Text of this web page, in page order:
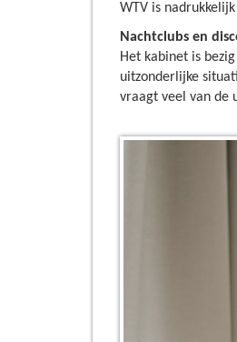
WTV is
Nachtclubs en
Het kabinet is
uitzonderlijke
vraagt veel van de